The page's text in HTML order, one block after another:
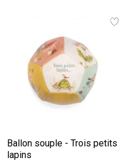
Ballon souple - Trois petits
lapins